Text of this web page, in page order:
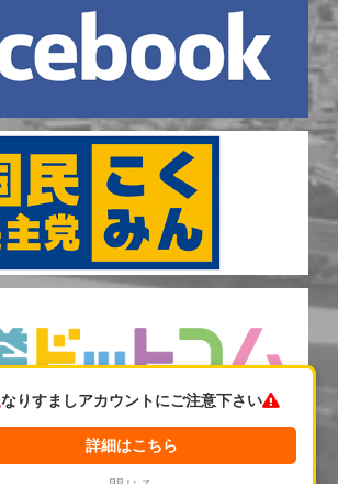
なりすましアカウントにご注意下さい
詳細はこちら